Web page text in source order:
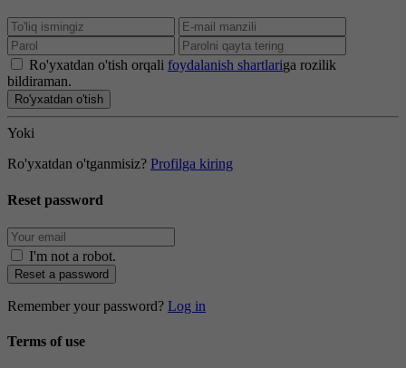
Ro'yxatdan o'tish orqali foydalanish shartlariga rozilik
bildiraman.
Ro'yxatdan o'tish
Yoki
Ro'yxatdan o'tganmisiz? Profilga kiring
Reset password
I'm not a robot.
Reset a password
Remember your password? Log in
Terms of use